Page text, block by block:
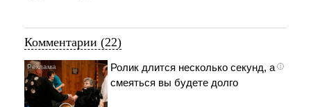
Комментарии (22)
i
Ролик длится несколько секунд, а
смеяться вы будете долго